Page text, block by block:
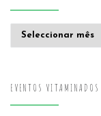
EVENTOS VITAMINADOS